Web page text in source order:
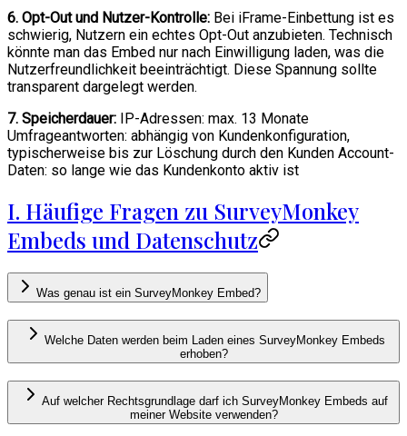
6. Opt-Out und Nutzer-Kontrolle: Bei iFrame-Einbettung ist es
schwierig, Nutzern ein echtes Opt-Out anzubieten. Technisch
könnte man das Embed nur nach Einwilligung laden, was die
Nutzerfreundlichkeit beeinträchtigt. Diese Spannung sollte
transparent dargelegt werden.
7. Speicherdauer: IP-Adressen: max. 13 Monate
Umfrageantworten: abhängig von Kundenkonfiguration,
typischerweise bis zur Löschung durch den Kunden Account-
Daten: so lange wie das Kundenkonto aktiv ist
I. Häufige Fragen zu SurveyMonkey
Embeds und Datenschutz
Was genau ist ein SurveyMonkey Embed?
Welche Daten werden beim Laden eines SurveyMonkey Embeds
erhoben?
Auf welcher Rechtsgrundlage darf ich SurveyMonkey Embeds auf
meiner Website verwenden?